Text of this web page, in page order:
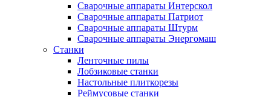
Сварочные аппараты Интерскол
Сварочные аппараты Патриот
Сварочные аппараты Штурм
Сварочные аппараты Энергомаш
Станки
Ленточные пилы
Лобзиковые станки
Настольные плиткорезы
Реймусовые станки